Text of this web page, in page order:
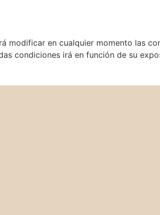
modificar en cualquier momento las
condiciones irá en función de su